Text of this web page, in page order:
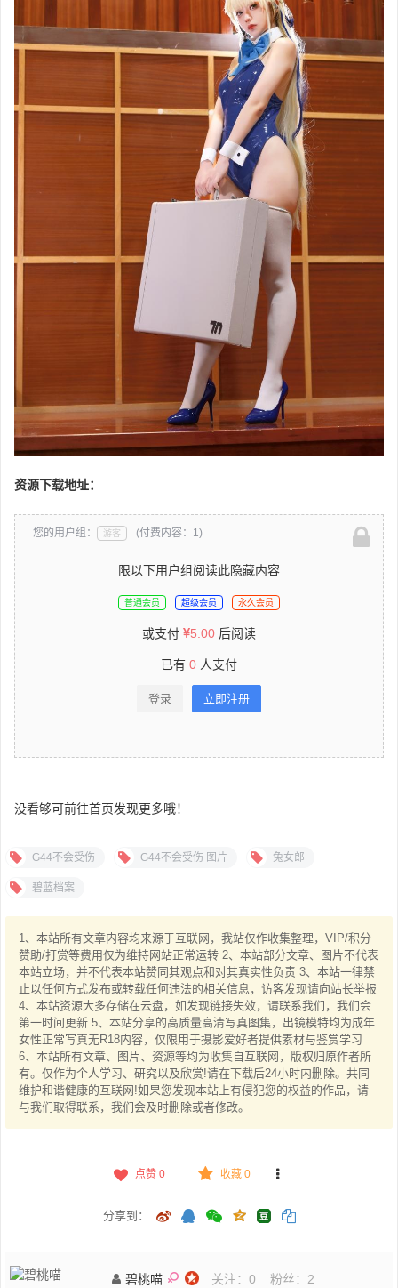
资源下载地址：
您的用户组： 游客 (付费内容：1)
限以下用户组阅读此隐藏内容
普通会员 超级会员 永久会员
或支付 5.00 后阅读
已有 0 人支付
登录 立即注册
没看够可前往首页发现更多哦！
G44不会受伤 G44不会受伤 图片 兔女郎
碧蓝档案
1、本站所有文章内容均来源于互联网，我站仅作收集整理，VIP/积分
赞助/打赏等费用仅为维持网站正常运转 2、本站部分文章、图片不代表
本站立场，并不代表本站赞同其观点和对其真实性负责 3、本站一律禁
止以任何方式发布或转载任何违法的相关信息，访客发现请向站长举报
4、本站资源大多存储在云盘，如发现链接失效，请联系我们，我们会
第一时间更新 5、本站分享的高质量高清写真图集，出镜模特均为成年
女性正常写真无R18内容，仅限用于摄影爱好者提供素材与鉴赏学习
6、本站所有文章、图片、资源等均为收集自互联网，版权归原作者所
有。仅作为个人学习、研究以及欣赏!请在下载后24小时内删除。共同
维护和谐健康的互联网!如果您发现本站上有侵犯您的权益的作品，请
与我们取得联系，我们会及时删除或者修改。
点赞 0 收藏 0
分享到：
碧桃喵 关注： 0 粉丝： 2